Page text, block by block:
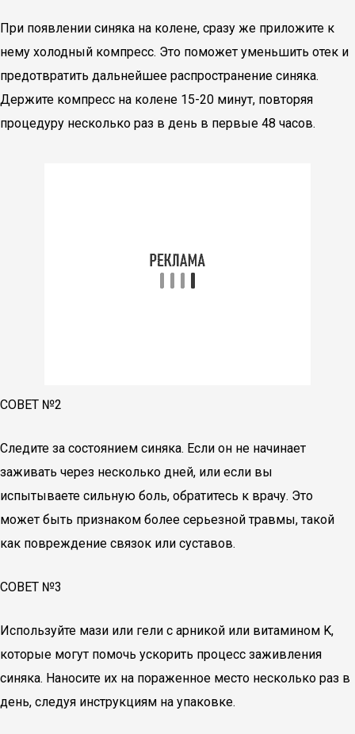
При появлении синяка на колене, сразу же приложите к
нему холодный компресс. Это поможет уменьшить отек и
предотвратить дальнейшее распространение синяка.
Держите компресс на колене 15-20 минут, повторяя
процедуру несколько раз в день в первые 48 часов.
СОВЕТ №2
Следите за состоянием синяка. Если он не начинает
заживать через несколько дней, или если вы
испытываете сильную боль, обратитесь к врачу. Это
может быть признаком более серьезной травмы, такой
как повреждение связок или суставов.
СОВЕТ №3
Используйте мази или гели с арникой или витамином K,
которые могут помочь ускорить процесс заживления
синяка. Наносите их на пораженное место несколько раз в
день, следуя инструкциям на упаковке.